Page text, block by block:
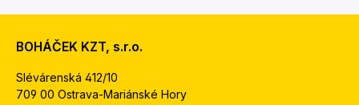
BOHÁČEK KZT, s.r.o.
Slévárenská 412/10
709 00 Ostrava-Mariánské Hory